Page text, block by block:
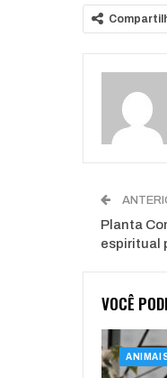
Planta
espiritual
VOCÊ